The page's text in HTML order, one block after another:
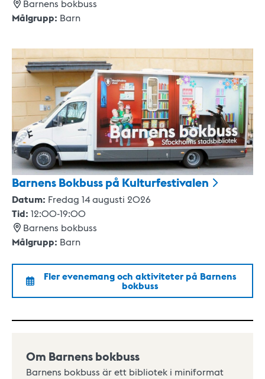
Barnens bokbuss
Målgrupp: Barn
Barnens Bokbuss på Kulturfestivalen
Datum: Fredag 14 augusti 2026
Tid: 12:00-19:00
Barnens bokbuss
Målgrupp: Barn
Fler evenemang och aktiviteter på Barnens
bokbuss
Om Barnens bokbuss
Barnens bokbuss är ett bibliotek i miniformat